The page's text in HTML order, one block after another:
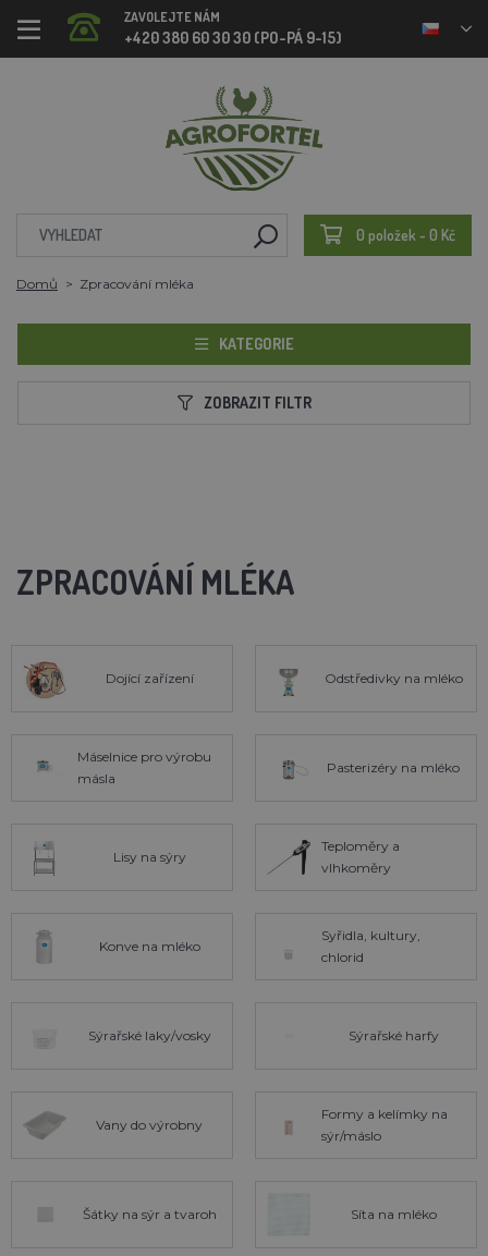
ZAVOLEJTE NÁM
+420 380 60 30 30 (PO-PÁ 9-15)
0 položek - 0 Kč
Domů Zpracování mléka
KATEGORIE
ZOBRAZIT FILTR
ZPRACOVÁNÍ MLÉKA
Dojící zařízení Odstředivky na mléko
Máselnice pro výrobu
másla
Pasterizéry na mléko
Lisy na sýry
Teploměry a
vlhkoměry
Konve na mléko
Syřidla, kultury,
chlorid
Sýrařské laky/vosky Sýrařské harfy
Vany do výrobny
Formy a kelímky na
sýr/máslo
Šátky na sýr a tvaroh Síta na mléko